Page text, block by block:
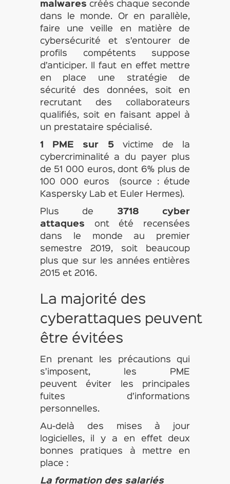
malwares créés chaque seconde
dans le monde. Or en parallèle,
faire une veille en matière de
cybersécurité et s’entourer de
profils compétents suppose
d’anticiper. Il faut en effet mettre
en place une stratégie de
sécurité des données, soit en
recrutant des collaborateurs
qualifiés, soit en faisant appel à
un prestataire spécialisé.
1 PME sur 5victime de la
cybercriminalité a du payer plus
de 51 000 euros, dont 6% plus de
100 000 euros (source : étude
Kaspersky Lab et Euler Hermes).
Plus de 3718 cyber
attaques ont été recensées
dans le monde au premier
semestre 2019, soit beaucoup
plus que sur les années entières
2015 et 2016.
La majorité des
cyberattaques peuvent
être évitées
En prenant les précautions qui
s’imposent, les PME
peuvent éviter les principales
fuites d’informations
personnelles.
Au-delà des mises à jour
logicielles, il y a en effet deux
bonnes pratiques à mettre en
place :
La formation des salariés